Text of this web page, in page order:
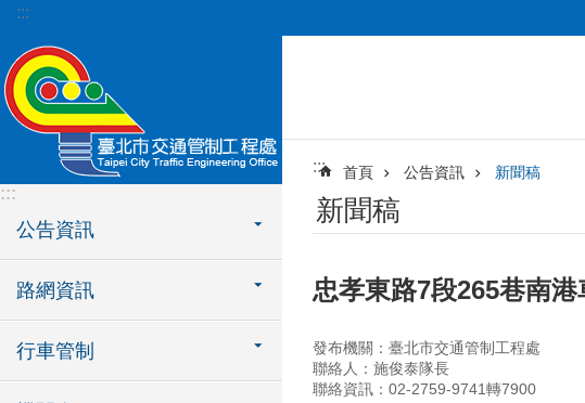
跳到主要內容區塊
:::
:::
公告資訊
路網資訊
行車管制
::: 首頁 公告資訊 新聞稿
新聞稿
忠孝東路7段265巷南
發布機關：臺北市交通管制工程處
聯絡人：施俊泰隊長
聯絡資訊：02-2759-9741轉7900